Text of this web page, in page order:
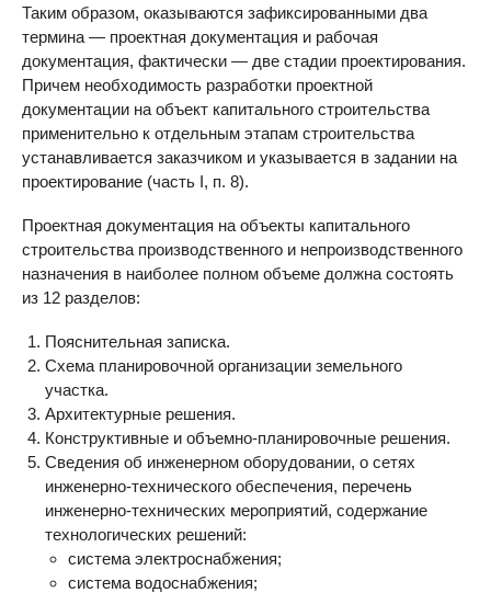
Таким образом, оказываются зафиксированными два
термина — проектная документация и рабочая
документация, фактически — две стадии проектирования.
Причем необходимость разработки проектной
документации на объект капитального строительства
применительно к отдельным этапам строительства
устанавливается заказчиком и указывается в задании на
проектирование (часть I, п. 8).
Проектная документация на объекты капитального
строительства производственного и непроизводственного
назначения в наиболее полном объеме должна состоять
из 12 разделов:
Пояснительная записка.
Схема планировочной организации земельного
участка.
Архитектурные решения.
Конструктивные и объемно-планировочные решения.
Сведения об инженерном оборудовании, о сетях
инженерно-технического обеспечения, перечень
инженерно-технических мероприятий, содержание
технологических решений:
система электроснабжения;
система водоснабжения;